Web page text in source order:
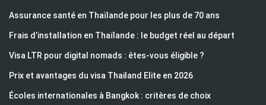
Assurance santé en Thaïlande pour les plus de 70 ans
Frais d’installation en Thaïlande : le budget réel au départ
Visa LTR pour digital nomads : êtes-vous éligible ?
Prix et avantages du visa Thailand Elite en 2026
Écoles internationales à Bangkok : critères de choix